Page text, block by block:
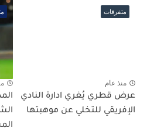
متفرقات
منذ عام
عرض قطري يُغري ادارة النادي
الإفريقي للتخلي عن موهبتها